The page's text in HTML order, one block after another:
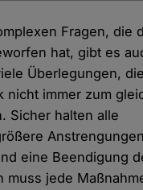
Fragen, die
hat, gibt es
Überlegungen,
nicht immer zum
Sicher halten alle
eine Beendigung
muss jede